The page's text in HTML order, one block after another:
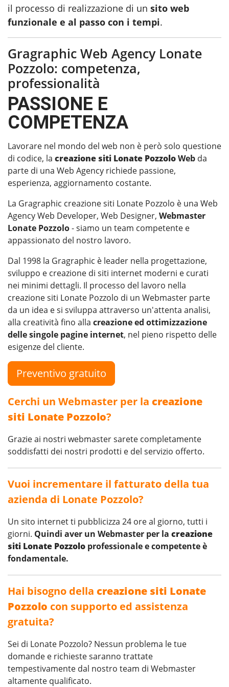
il processo di realizzazione di un sito web
funzionale e al passo con i tempi.
Gragraphic Web Agency Lonate
Pozzolo: competenza,
professionalità
PASSIONE E
COMPETENZA
Lavorare nel mondo del web non è però solo questione
di codice, la creazione siti Lonate PozzoloWeb da
parte di una Web Agency richiede passione,
esperienza, aggiornamento costante.
La Gragraphic creazione siti Lonate Pozzolo è una Web
Agency Web Developer, Web Designer, Webmaster
Lonate Pozzolo- siamo un team competente e
appassionato del nostro lavoro.
Dal 1998 la Gragraphic è leader nella progettazione,
sviluppo e creazione di siti internet moderni e curati
nei minimi dettagli. Il processo del lavoro nella
creazione siti Lonate Pozzolo di un Webmaster parte
da un idea e si sviluppa attraverso un'attenta analisi,
alla creatività fino alla creazione ed ottimizzazione
delle singole pagine internet, nel pieno rispetto delle
esigenze del cliente.
Preventivo gratuito
Cerchi un Webmaster per la creazione
siti Lonate Pozzolo?
Grazie ai nostri webmaster sarete completamente
soddisfatti dei nostri prodotti e del servizio offerto.
Vuoi incrementare il fatturato della tua
azienda di Lonate Pozzolo?
Un sito internet ti pubblicizza 24 ore al giorno, tutti i
giorni. Quindi aver un Webmaster per la creazione
siti Lonate Pozzolo professionale e competente è
fondamentale.
Hai bisogno della creazione siti Lonate
Pozzolo con supporto ed assistenza
gratuita?
Sei di Lonate Pozzolo? Nessun problema le tue
domande e richieste saranno trattate
tempestivamente dal nostro team di Webmaster
altamente qualificato.